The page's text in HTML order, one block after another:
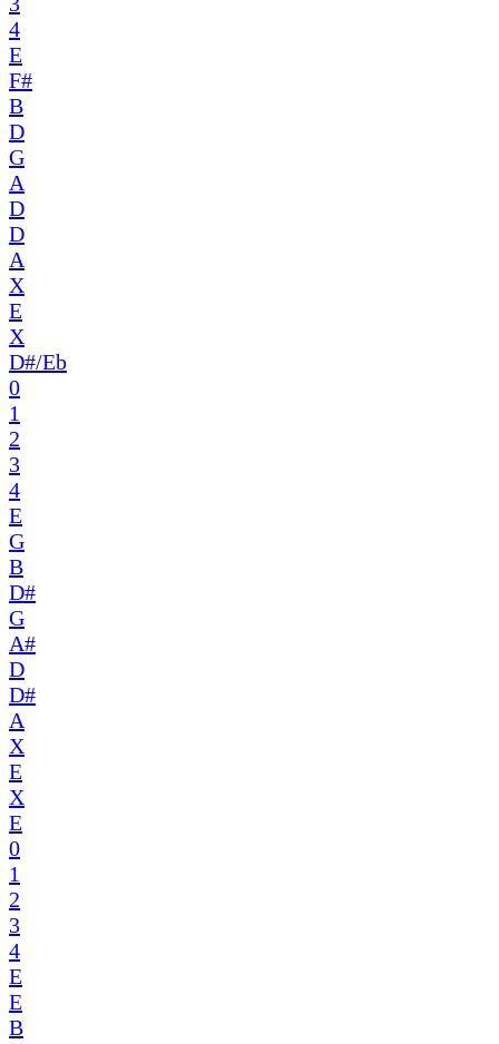
4
E
F#
B
D
G
A
D
D
A
X
E
X
D#/Eb
0
1
2
3
4
E
G
B
D#
G
A#
D
D#
A
X
E
X
E
0
1
2
3
4
E
E
B